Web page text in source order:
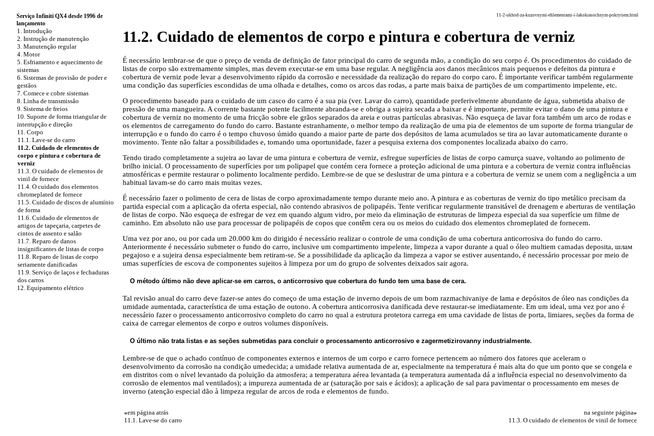
Serviço Infiniti QX4 desde 1996 de
lançamento
1. Introdução
2. Instrução de manutenção
3. Manutenção regular
4. Motor
5. Esfriamento e aquecimento de
sistemas
6. Sistemas de provisão de poder e
gestãos
7. Comece e cobre sistemas
8. Linha de transmissão
9. Sistema de freios
10. Suporte de forma triangular de
interrupção e direção
11. Corpo
11.1. Lave-se do carro
11.2. Cuidado de elementos de
corpo e pintura e cobertura de
verniz
11.3. O cuidado de elementos de
vinil de fornece
11.4. O cuidado dos elementos
chromeplated de fornece
11.5. Cuidado de discos de alumínio
de forma
11.6. Cuidado de elementos de
artigos de tapeçaria, carpetes de
cintos de assento e salão
11.7. Reparo de danos
insignificantes de listas de corpo
11.8. Reparo de listas de corpo
seriamente danificadas
11.9. Serviço de laços e fechaduras
dos carros
12. Equipamento elétrico
11-2-ukhod-za-kuzovnymi-ehlementami-i-lakokrasochnym-pokrytiem.html
11.2. Cuidado de elementos de corpo e pintura e cobertura de verniz
É necessário lembrar-se de que o preço de venda de definição de fator principal do carro de segunda mão, a condição do seu corpo é. Os procedimentos do cuidado de
listas de corpo são extremamente simples, mas devem executar-se em uma base regular. A negligência aos danos mecânicos mais pequenos e defeitos da pintura e
cobertura de verniz pode levar a desenvolvimento rápido da corrosão e necessidade da realização do reparo do corpo caro. É importante verificar também regularmente
uma condição das superfícies escondidas de uma olhada e detalhes, como os arcos das rodas, a parte mais baixa de partições de um compartimento impelente, etc.
O procedimento baseado para o cuidado de um casco do carro é a sua pia (ver. Lavar do carro), quantidade preferivelmente abundante de água, submetida abaixo de
pressão de uma mangueira. A corrente bastante potente facilmente abranda-se e obriga a sujeira secada a baixar e é importante, permite evitar o dano de uma pintura e
cobertura de verniz no momento de uma fricção sobre ele grãos separados da areia e outras partículas abrasivas. Não esqueça de lavar fora também um arco de rodas e
os elementos de carregamento do fundo do carro. Bastante estranhamente, o melhor tempo da realização de uma pia de elementos de um suporte de forma triangular de
interrupção e o fundo do carro é o tempo chuvoso úmido quando a maior parte de parte dos depósitos de lama acumulados se tira ao lavar automaticamente durante o
movimento. Tente não faltar a possibilidades e, tomando uma oportunidade, fazer a pesquisa externa dos componentes localizada abaixo do carro.
Tendo tirado completamente a sujeira ao lavar de uma pintura e cobertura de verniz, esfregue superfícies de listas de corpo camurça suave, voltando ao polimento de
brilho inicial. O processamento de superfícies por um polipapel que contém cera fornece a proteção adicional de uma pintura e a cobertura de verniz contra influências
atmosféricas e permite restaurar o polimento localmente perdido. Lembre-se de que se deslustrar de uma pintura e a cobertura de verniz se unem com a negligência a um
habitual lavam-se do carro mais muitas vezes.
É necessário fazer o polimento de cera de listas de corpo aproximadamente tempo durante meio ano. A pintura e as coberturas de verniz do tipo metálico precisam da
partida especial com a aplicação da oferta especial, não contendo abrasivos de polipapéis. Tente verificar regularmente transitável de drenagem e aberturas de ventilação
de listas de corpo. Não esqueça de esfregar de vez em quando algum vidro, por meio da eliminação de estruturas de limpeza especial da sua superfície um filme de
caminho. Em absoluto não use para processar de polipapéis de copos que contêm cera ou os meios do cuidado dos elementos chromeplated de fornecem.
Uma vez por ano, ou por cada um 20.000 km do dirigido é necessário realizar o controle de uma condição de uma cobertura anticorrosiva do fundo do carro.
Anteriormente é necessário submeter o fundo do carro, inclusive um compartimento impelente, limpeza a vapor durante a qual o óleo multiem camadas deposita, шлам
pegajoso e a sujeira densa especialmente bem retiram-se. Se a possibilidade da aplicação da limpeza a vapor se estiver ausentando, é necessário processar por meio de
umas superfícies de escova de componentes sujeitos à limpeza por um do grupo de solventes deixados sair agora.
O método último não deve aplicar-se em carros, o anticorrosivo que cobertura do fundo tem uma base de cera.
Tal revisão anual do carro deve fazer-se antes do começo de uma estação de inverno depois de um bom razmachivaniye de lama e depósitos de óleo nas condições da
umidade aumentada, característica de uma estação de outono. A cobertura anticorrosiva danificada deve restaurar-se imediatamente. Em um ideal, uma vez por ano é
necessário fazer o processamento anticorrosivo completo do carro no qual a estrutura protetora carrega em uma cavidade de listas de porta, limiares, seções da forma de
caixa de carregar elementos de corpo e outros volumes disponíveis.
O último não trata listas e as seções submetidas para concluir o processamento anticorrosivo e zagermetizirovanny industrialmente.
Lembre-se de que o achado contínuo de componentes externos e internos de um corpo e carro fornece pertencem ao número dos fatores que aceleram o
desenvolvimento da corrosão na condição umedecida; a umidade relativa aumentada de ar, especialmente na temperatura é mais alta do que um ponto que se congela e
em distritos com o nível levantado da poluição da atmosfera; a temperatura aérea levantada (a temperatura aumentada dá a influência especial no desenvolvimento da
corrosão de elementos mal ventilados); a impureza aumentada de ar (saturação por sais e ácidos); a aplicação de sal para pavimentar o processamento em meses de
inverno (atenção especial dão à limpeza regular de arcos de roda e elementos de fundo.
«em página atrás
11.1. Lave-se do carro
na seguinte página»
11.3. O cuidado de elementos de vinil de fornece